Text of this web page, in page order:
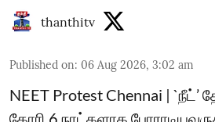
thanthitv
Published on: 06 Aug 2026, 3:02 am
NEET Protest Chennai | `நீட்’
கோரி 6 நாட்களாக